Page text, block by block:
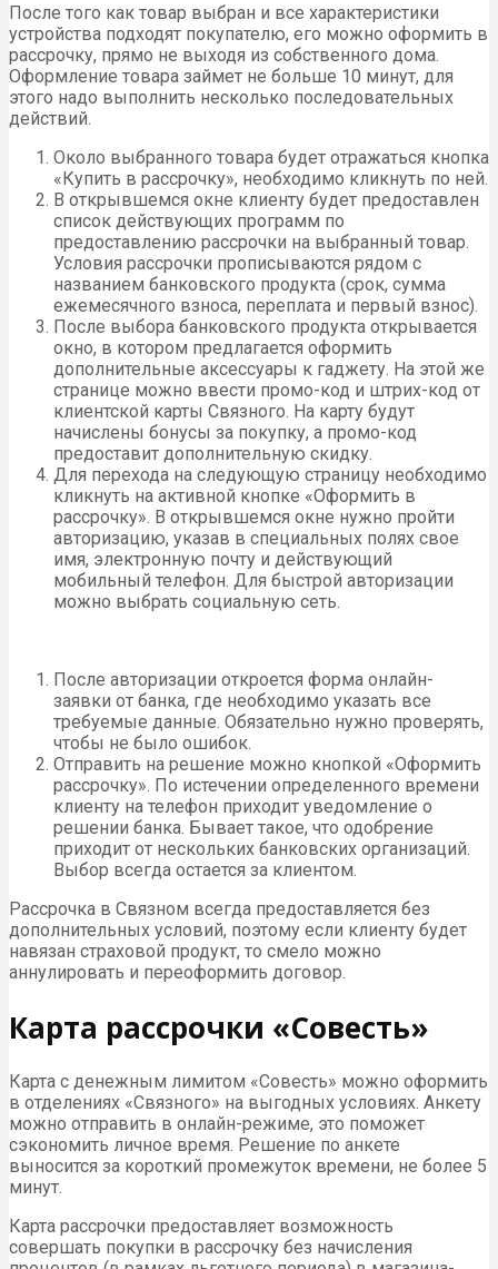
После того как товар выбран и все характеристики
устройства подходят покупателю, его можно оформить в
рассрочку, прямо не выходя из собственного дома.
Оформление товара займет не больше 10 минут, для
этого надо выполнить несколько последовательных
действий.
Около выбранного товара будет отражаться кнопка
«Купить в рассрочку», необходимо кликнуть по ней.
В открывшемся окне клиенту будет предоставлен
список действующих программ по
предоставлению рассрочки на выбранный товар.
Условия рассрочки прописываются рядом с
названием банковского продукта (срок, сумма
ежемесячного взноса, переплата и первый взнос).
После выбора банковского продукта открывается
окно, в котором предлагается оформить
дополнительные аксессуары к гаджету. На этой же
странице можно ввести промо-код и штрих-код от
клиентской карты Связного. На карту будут
начислены бонусы за покупку, а промо-код
предоставит дополнительную скидку.
Для перехода на следующую страницу необходимо
кликнуть на активной кнопке «Оформить в
рассрочку». В открывшемся окне нужно пройти
авторизацию, указав в специальных полях свое
имя, электронную почту и действующий
мобильный телефон. Для быстрой авторизации
можно выбрать социальную сеть.
После авторизации откроется форма онлайн-
заявки от банка, где необходимо указать все
требуемые данные. Обязательно нужно проверять,
чтобы не было ошибок.
Отправить на решение можно кнопкой «Оформить
рассрочку». По истечении определенного времени
клиенту на телефон приходит уведомление о
решении банка. Бывает такое, что одобрение
приходит от нескольких банковских организаций.
Выбор всегда остается за клиентом.
Рассрочка в Связном всегда предоставляется без
дополнительных условий, поэтому если клиенту будет
навязан страховой продукт, то смело можно
аннулировать и переоформить договор.
Карта рассрочки «Совесть»
Карта с денежным лимитом «Совесть» можно оформить
в отделениях «Связного» на выгодных условиях. Анкету
можно отправить в онлайн-режиме, это поможет
сэкономить личное время. Решение по анкете
выносится за короткий промежуток времени, не более 5
минут.
Карта рассрочки предоставляет возможность
совершать покупки в рассрочку без начисления